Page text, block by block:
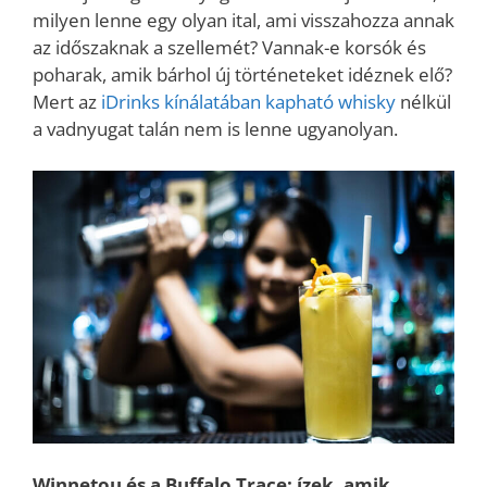
milyen lenne egy olyan ital, ami visszahozza annak
az időszaknak a szellemét? Vannak-e korsók és
poharak, amik bárhol új történeteket idéznek elő?
Mert az iDrinks kínálatában kapható whisky nélkül
a vadnyugat talán nem is lenne ugyanolyan.